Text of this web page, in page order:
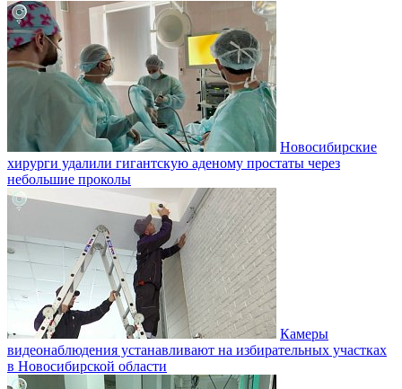
Новосибирские
хирурги удалили гигантскую аденому простаты через
небольшие проколы
Камеры
видеонаблюдения устанавливают на избирательных участках
в Новосибирской области